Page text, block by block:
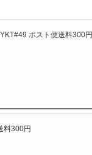
ポスト便送料300円
料300円